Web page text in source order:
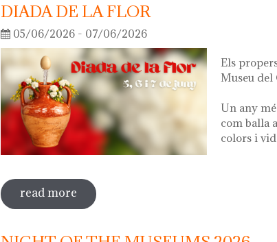
DIADA DE LA FLOR
05/06/2026 - 07/06/2026
Els
Museu del
Un any
com balla
colors i
read more sobre diada de la flor